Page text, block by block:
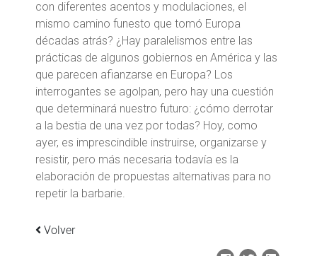
con diferentes acentos y modulaciones, el
mismo camino funesto que tomó Europa
décadas atrás? ¿Hay paralelismos entre las
prácticas de algunos gobiernos en América y las
que parecen afianzarse en Europa? Los
interrogantes se agolpan, pero hay una cuestión
que determinará nuestro futuro: ¿cómo derrotar
a la bestia de una vez por todas? Hoy, como
ayer, es imprescindible instruirse, organizarse y
resistir, pero más necesaria todavía es la
elaboración de propuestas alternativas para no
repetir la barbarie.
Volver